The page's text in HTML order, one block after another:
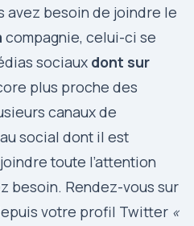
avez besoin de joindre le
compagnie, celui-ci se
sociaux dont sur
plus proche des
canaux de
social dont il est
toute l’attention
besoin. Rendez-vous sur
votre profil Twitter «